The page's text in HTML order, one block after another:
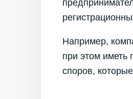
Например,
при этом иметь
споров,